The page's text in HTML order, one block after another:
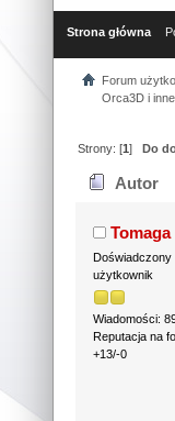
Strona główna
Forum
Orca3D i
Strony: [1]Do
Autor
Tomaga
Doświadczony
użytkownik
Wiadomości:
Reputacja na
+13/-0